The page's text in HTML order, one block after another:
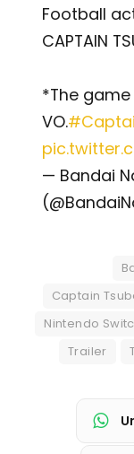
Football
CAPTAIN
*The
VO.
— Bandai
Captain
Nintendo
Trailer